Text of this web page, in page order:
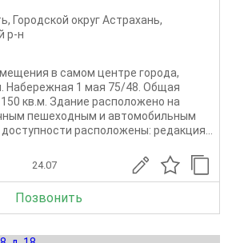
, Городской округ Астрахань,
р-н
в самом центре города,
Набережная 1 мая 75/48. Общая
кв.м. Здание расположено на
пешеходным и автомобильным
расположены: редакция...
24.07
Позвонить